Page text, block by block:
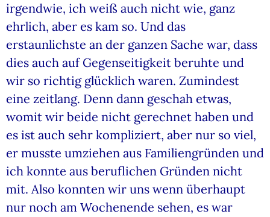
irgendwie, ich weiß auch nicht wie, ganz
ehrlich, aber es kam so. Und das
erstaunlichste an der ganzen Sache war, dass
dies auch auf Gegenseitigkeit beruhte und
wir so richtig glücklich waren. Zumindest
eine zeitlang. Denn dann geschah etwas,
womit wir beide nicht gerechnet haben und
es ist auch sehr kompliziert, aber nur so viel,
er musste umziehen aus Familiengründen und
ich konnte aus beruflichen Gründen nicht
mit. Also konnten wir uns wenn überhaupt
nur noch am Wochenende sehen, es war